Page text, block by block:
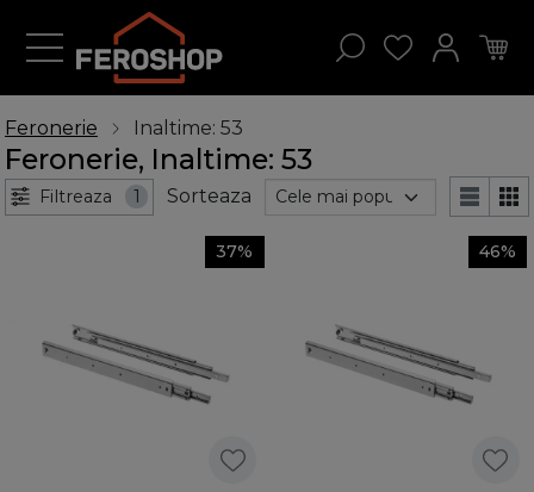
Feronerie Inaltime: 53
Feronerie, Inaltime: 53
Filtreaza 1 Sorteaza
37% 46%